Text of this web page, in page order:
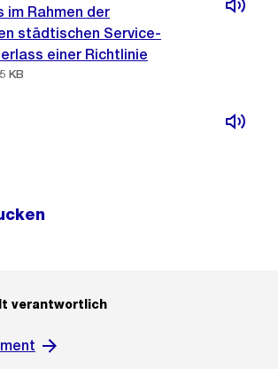
im Rahmen der
städtischen Service-
einer Richtlinie
KB
verantwortlich